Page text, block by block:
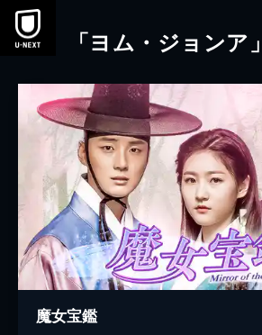
本文へスキップ
「ヨム・ジョンア
魔女宝鑑